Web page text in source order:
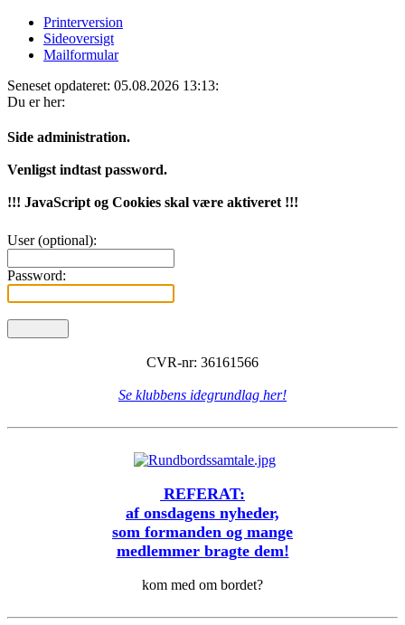
Printerversion
Sideoversigt
Mailformular
Seneset opdateret: 05.08.2026 13:13:
Du er her:
Side administration.
Venligst indtast password.
!!! JavaScript og Cookies skal være aktiveret !!!
User (optional):
Password:
CVR-nr: 36161566
Se klubbens idegrundlag her!
REFERAT:
af onsdagens nyheder,
som formanden og mange
medlemmer bragte dem!
kom med om bordet?